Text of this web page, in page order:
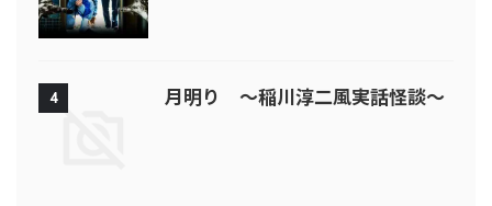
4 月明り ～稲川淳二風実話怪談～